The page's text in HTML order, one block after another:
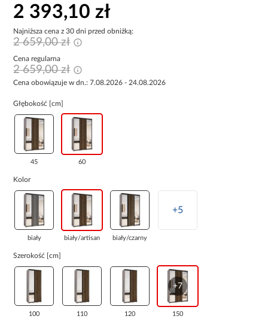
2 393,10 zł
Najniższa cena z 30 dni przed obniżką:
2 659,00 zł
Cena regularna
2 659,00 zł
Cena obowiązuje w dn.: 7.08.2026 - 24.08.2026
Głębokość [cm]
45 60
Kolor
biały biały/artisan biały/czarny
+5
Szerokość [cm]
100 110 120
+7
150